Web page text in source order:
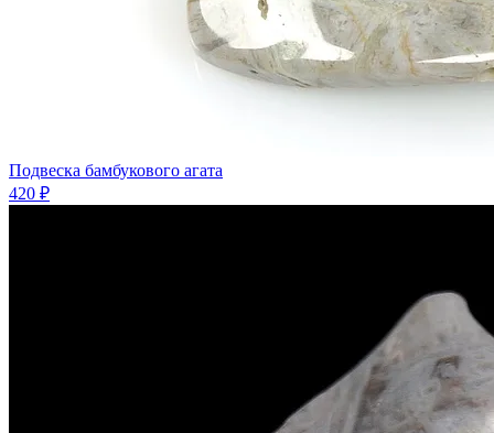
Подвеска бамбукового агата
420 ₽